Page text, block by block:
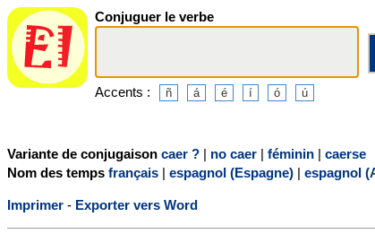
Conjuguer le verbe
Accents :
Variante de conjugaison caer ? | no caer | féminin | caerse
Nom des temps français | espagnol (Espagne) | espagnol
Imprimer - Exporter vers Word